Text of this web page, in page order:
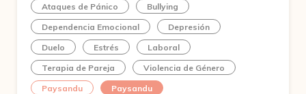
Paysandu Paysandu
Ataques de Pánico
Bullying
Dependencia Emocional
Depresión
Duelo
Estrés
Laboral
Terapia de Pareja
Violencia de Género